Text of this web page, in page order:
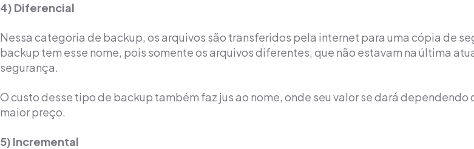
4) Diferencial
Nessa categoria de backup, os arquivos são transferidos pela internet para uma cópia de
backup tem esse nome, pois somente os arquivos diferentes, que não estavam na última
segurança.
O custo desse tipo de backup também faz jus ao nome, onde seu valor se dará
maior preço.
5) Incremental